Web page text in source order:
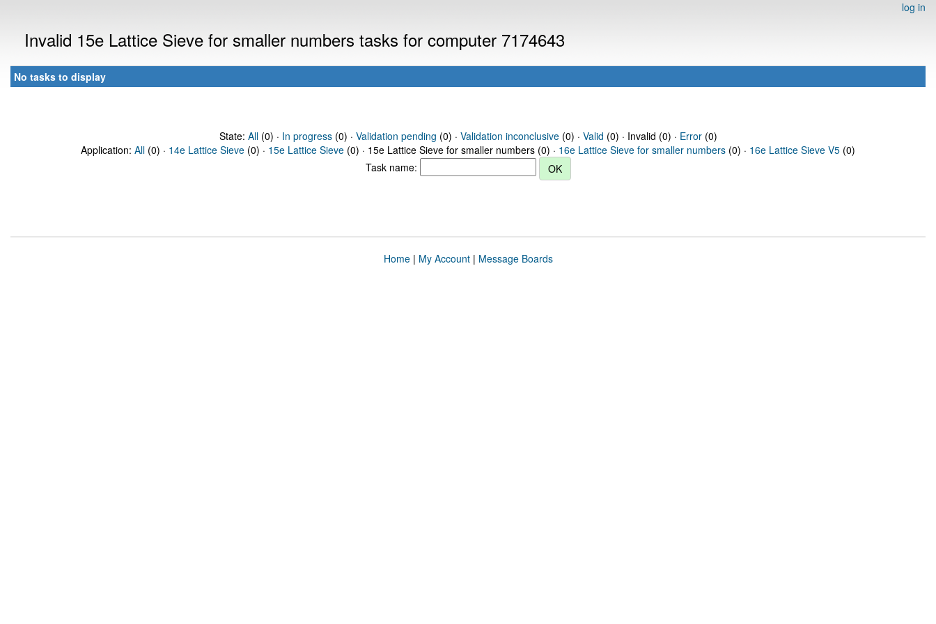
log in
Invalid 15e Lattice Sieve for smaller numbers tasks for computer 7174643
No tasks to display
State: All(0) · In progress(0) · Validation pending (0) · Validation inconclusive(0) · Valid (0) · Invalid (0) · Error(0)
Application: All (0) · 14e Lattice Sieve (0) · 15e Lattice Sieve (0) · 15e Lattice Sieve for smaller numbers (0) · 16e Lattice Sieve for smaller numbers (0) · 16e Lattice Sieve V5 (0)
Task name:
Home| My Account| Message Boards